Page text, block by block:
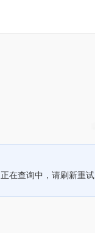
正在查询中，请刷新重试